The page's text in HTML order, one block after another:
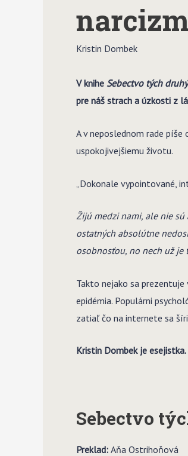
Kristin Dombek
V knihe Sebectvo tých
pre náš strach a úzkosti z
A v neposlednom rade
uspokojivejšiemu životu.
„Dokonale vypointované,
Žijú medzi nami, ale nie
ostatných absolútne
osobnosťou, no nech už je
Takto nejako sa prezentuje
epidémia. Populárni
zatiaľ čo na internete sa
Kristin Dombek je
Sebectvo
Preklad: Aňa Ostrihoňová